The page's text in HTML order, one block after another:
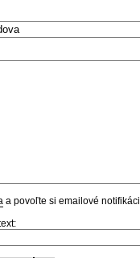
a povoľte si emailové